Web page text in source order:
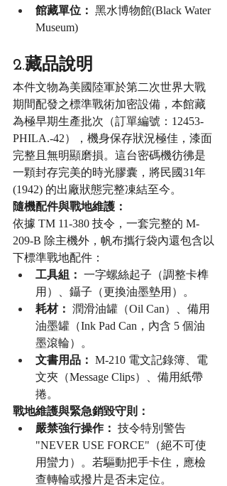
館藏單位： 黑水博物館(Black Water
Museum)
2.藏品說明
本件文物為美國陸軍於第二次世界大戰
期間配發之標準戰術加密設備，本館藏
為極早期生產批次（訂單編號：12453-
PHILA.-42），機身保存狀況極佳，漆面
完整且無明顯磨損。這台密碼機彷彿是
一顆封存完美的時光膠囊，將民國31年
(1942) 的出廠狀態完整凍結至今。
隨機配件與戰地維護：
依據 TM 11-380 技令，一套完整的 M-
209-B 除主機外，帆布攜行袋內還包含以
下標準戰地配件：
工具組： 一字螺絲起子（調整卡榫
用）、鑷子（更換油墨墊用）。
耗材： 潤滑油罐（Oil Can）、備用
油墨罐（Ink Pad Can，內含 5 個油
墨滾輪）。
文書用品： M-210 電文記錄簿、電
文夾（Message Clips）、備用紙帶
捲。
戰地維護與緊急銷毀守則：
嚴禁強行操作： 技令特別警告
"NEVER USE FORCE"（絕不可使
用蠻力）。若驅動把手卡住，應檢
查轉輪或撥片是否未定位。